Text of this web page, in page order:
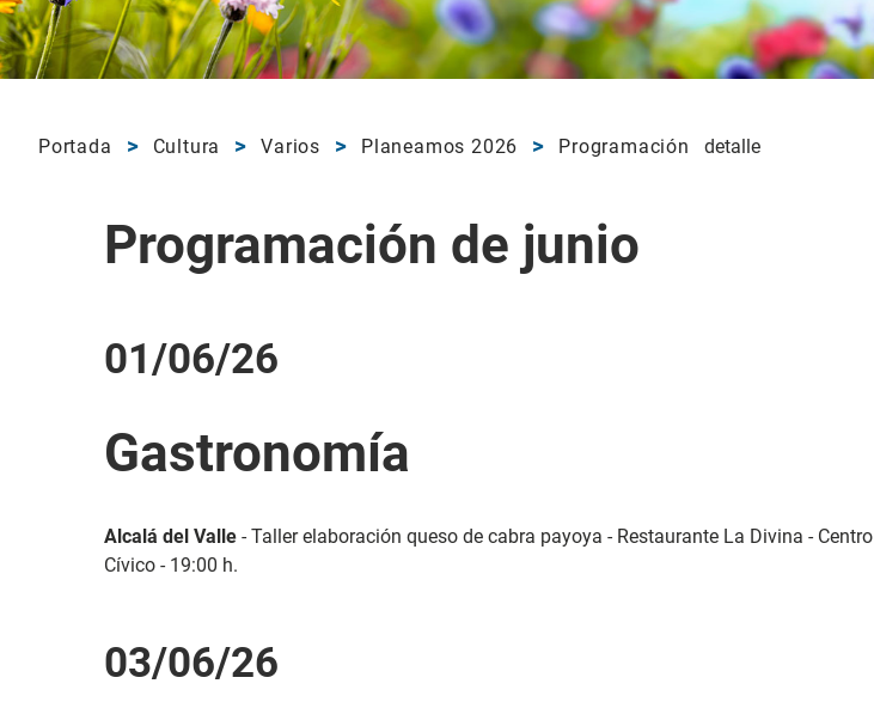
Portada Cultura Varios Planeamos 2026 Programación detalle
Programación de junio
01/06/26
Gastronomía
Alcalá del Valle - Taller elaboración queso de cabra payoya - Restaurante La Divina - Centro
Cívico - 19:00 h.
03/06/26